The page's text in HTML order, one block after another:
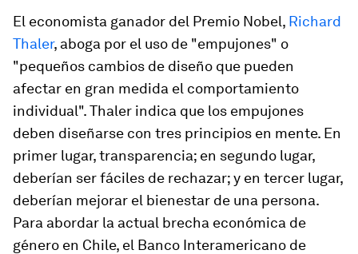
El economista ganador del Premio Nobel, Richard
Thaler, aboga por el uso de "empujones" o
"pequeños cambios de diseño que pueden
afectar en gran medida el comportamiento
individual". Thaler indica que los empujones
deben diseñarse con tres principios en mente. En
primer lugar, transparencia; en segundo lugar,
deberían ser fáciles de rechazar; y en tercer lugar,
deberían mejorar el bienestar de una persona.
Para abordar la actual brecha económica de
género en Chile, el Banco Interamericano de